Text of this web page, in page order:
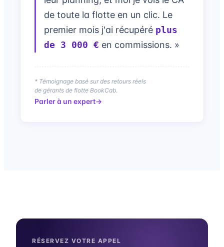
de toute la flotte en un clic. Le
premier mois j'ai récupéré plus
de 3 000 € en commissions. »
* Témoignage basé sur des retours réels
de gérants de flotte BookCab.
Parler à un expert→
RÉSERVEZ VOTRE APPEL